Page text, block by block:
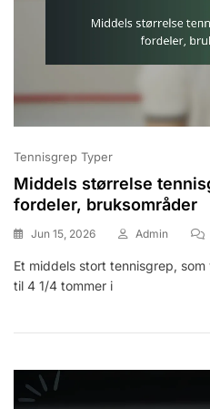
Tennisgrep Typer
Middels størrelse
fordeler, bruksområder
Jun 15, 2026 Admin
Et middels stort tennisgrep,
til 4 1/4 tommer i